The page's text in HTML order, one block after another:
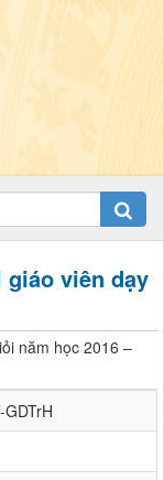
viên dạy
năm học 2016 –